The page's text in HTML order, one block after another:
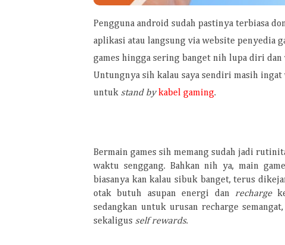
Pengguna android sudah pastinya terbiasa
aplikasi atau langsung via website penyedia
games hingga sering banget nih lupa diri
Untungnya sih kalau saya sendiri masih
untuk stand by kabel gaming.
Bermain games sih memang sudah jadi
waktu senggang. Bahkan nih ya, main
biasanya kan kalau sibuk banget, terus
otak butuh asupan energi dan recharge
sedangkan untuk urusan recharge
sekaligus self rewards.